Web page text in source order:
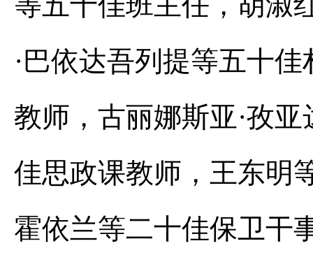
·巴依达吾列提等五十
教师，古丽娜斯亚·孜
佳思政课教师，王东明
霍依兰等二十佳保卫干